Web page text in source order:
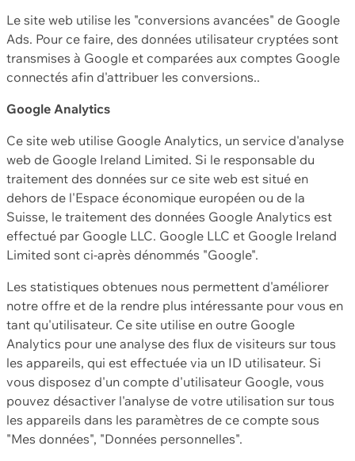
Le site web utilise les "conversions avancées" de Google
Ads. Pour ce faire, des données utilisateur cryptées sont
transmises à Google et comparées aux comptes Google
connectés afin d'attribuer les conversions..
Google Analytics
Ce site web utilise Google Analytics, un service d'analyse
web de Google Ireland Limited. Si le responsable du
traitement des données sur ce site web est situé en
dehors de l'Espace économique européen ou de la
Suisse, le traitement des données Google Analytics est
effectué par Google LLC. Google LLC et Google Ireland
Limited sont ci-après dénommés "Google".
Les statistiques obtenues nous permettent d'améliorer
notre offre et de la rendre plus intéressante pour vous en
tant qu'utilisateur. Ce site utilise en outre Google
Analytics pour une analyse des flux de visiteurs sur tous
les appareils, qui est effectuée via un ID utilisateur. Si
vous disposez d'un compte d'utilisateur Google, vous
pouvez désactiver l'analyse de votre utilisation sur tous
les appareils dans les paramètres de ce compte sous
"Mes données", "Données personnelles".